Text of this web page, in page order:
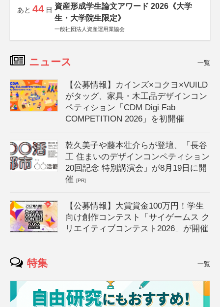
あと 44 日 資産形成学生論文アワード 2026《大学
生・大学院生限定》
一般社団法人資産運用業協会
ニュース 一覧
【公募情報】カインズ×コクヨ×VUILD
がタッグ、家具・木工品デザインコン
ペティション「CDM Digi Fab
COMPETITION 2026」を初開催
乾久美子や藤本壮介らが登壇、「長谷
工 住まいのデザインコンペティション
20回記念 特別講演会」が8月19日に開
催[PR]
【公募情報】大賞賞金100万円！学生
向け創作コンテスト「サイゲームス ク
リエイティブコンテスト2026」が開催
特集 一覧